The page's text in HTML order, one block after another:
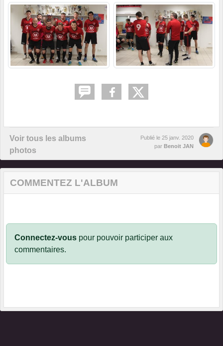
Voir tous les albums
photos
Publié le 25 janv. 2020
par Benoit JAN
COMMENTEZ L'ALBUM
Connectez-vous pour pouvoir participer aux
commentaires.